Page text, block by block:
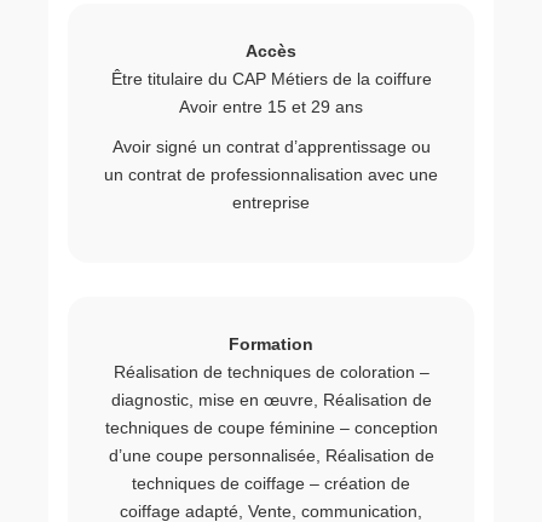
Accès
Être titulaire du CAP Métiers de la coiffure
Avoir entre 15 et 29 ans
Avoir signé un contrat d’apprentissage ou
un contrat de professionnalisation avec une
entreprise
Formation
Réalisation de techniques de coloration –
diagnostic, mise en œuvre, Réalisation de
techniques de coupe féminine – conception
d’une coupe personnalisée, Réalisation de
techniques de coiffage – création de
coiffage adapté, Vente, communication,